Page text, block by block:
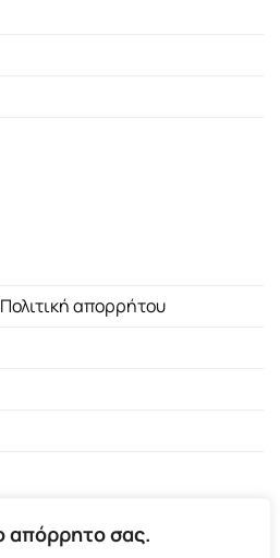
απόρρητο σας.
απορρήτου